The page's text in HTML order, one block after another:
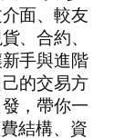
面、較友
、合約、
手與進階
的交易方
，帶你一
結構、資